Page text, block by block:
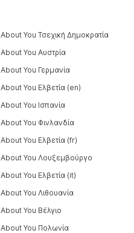
About You Τσεχική Δημοκρατία
About You Αυστρία
About You Γερμανία
About You Ελβετία (en)
About You Ισπανία
About You Φινλανδία
About You Ελβετία (fr)
About You Λουξεμβούργο
About You Ελβετία (it)
About You Λιθουανία
About You Βέλγιο
About You Πολωνία